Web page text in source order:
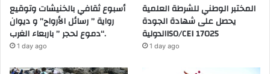
أسبوع ثقافي بالخنيشات وتوقيع
رواية ” رسائل الأرواح” و ديوان
“دموع لحجر ” باربعاء الغرب.
1 day ago
المختبر الوطني للشرطة العلمية
يحصل على شهادة الجودة
الدوليةISO/CEI 17025
1 day ago